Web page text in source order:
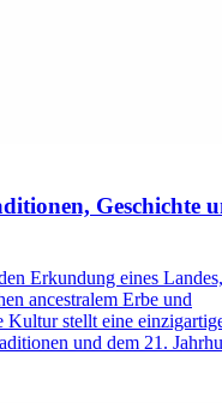
Geschichte
Erkundung eines
ancestralem Erbe und
Kultur stellt eine
und dem 21.